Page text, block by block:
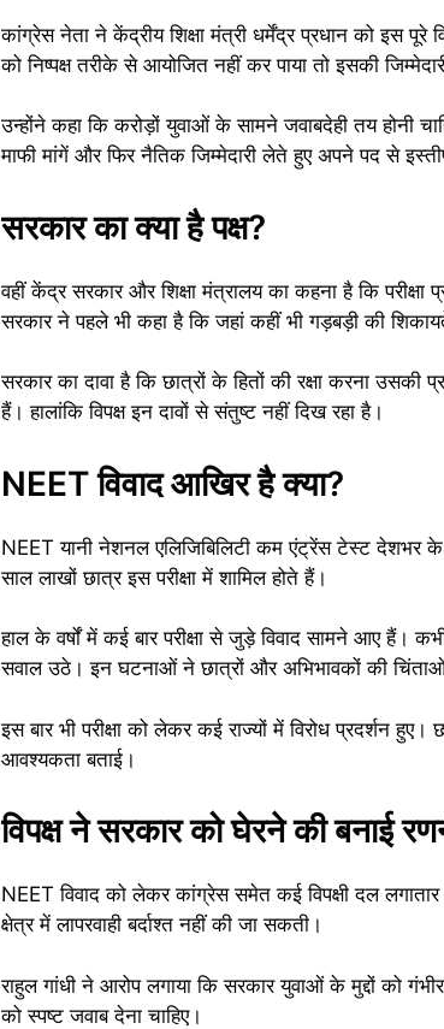
कांग्रेस नेता ने केंद्रीय शिक्षा मंत्री धर्मेंद्र प्रधान को इस पूरे
को निष्पक्ष तरीके से आयोजित नहीं कर पाया तो इसकी
उन्होंने कहा कि करोड़ों युवाओं के सामने जवाबदेही तय होनी
माफी मांगें और फिर नैतिक जिम्मेदारी लेते हुए अपने पद से
सरकार का क्या है पक्ष?
वहीं केंद्र सरकार और शिक्षा मंत्रालय का कहना है कि परीक्षा
सरकार ने पहले भी कहा है कि जहां कहीं भी गड़बड़ी की
सरकार का दावा है कि छात्रों के हितों की रक्षा करना उसकी
हैं। हालांकि विपक्ष इन दावों से संतुष्ट नहीं दिख रहा है।
NEET विवाद आखिर है क्या?
NEET यानी नेशनल एलिजिबिलिटी कम एंट्रेंस टेस्ट देशभर
साल लाखों छात्र इस परीक्षा में शामिल होते हैं।
हाल के वर्षों में कई बार परीक्षा से जुड़े विवाद सामने आए हैं।
सवाल उठे। इन घटनाओं ने छात्रों और अभिभावकों की चिंताओं
इस बार भी परीक्षा को लेकर कई राज्यों में विरोध प्रदर्शन
आवश्यकता बताई।
विपक्ष ने सरकार को घेरने की बनाई
NEET विवाद को लेकर कांग्रेस समेत कई विपक्षी दल लगातार
क्षेत्र में लापरवाही बर्दाश्त नहीं की जा सकती।
राहुल गांधी ने आरोप लगाया कि सरकार युवाओं के मुद्दों को
को स्पष्ट जवाब देना चाहिए।